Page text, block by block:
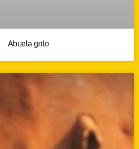
Abuela grilo